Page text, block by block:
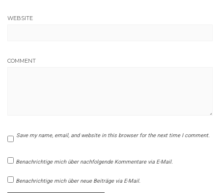
WEBSITE
COMMENT
Save my name, email, and website in this browser for the next time I comment.
Benachrichtige mich über nachfolgende Kommentare via E-Mail.
Benachrichtige mich über neue Beiträge via E-Mail.